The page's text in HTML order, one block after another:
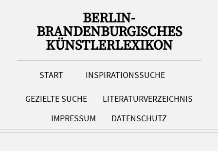
BERLIN-
BRANDENBURGISCHES
KÜNSTLERLEXIKON
START INSPIRATIONSSUCHE
GEZIELTE SUCHE
LITERATURVERZEICHNIS
IMPRESSUM
DATENSCHUTZ